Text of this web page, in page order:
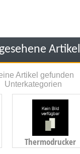
Artikel
Artikel gefunden
Unterkategorien
Thermodrucker